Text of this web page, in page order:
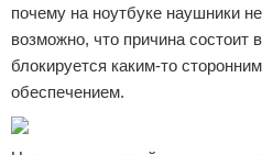
почему на ноутбуке наушники
возможно, что причина состоит
блокируется каким-то
обеспечением.